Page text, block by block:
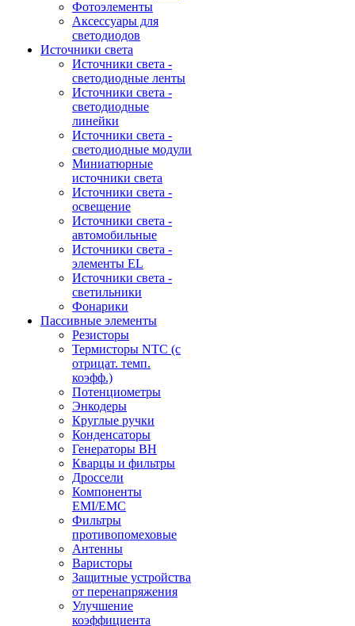
Фотоэлементы
Аксессуары для
светодиодов
Источники света
Источники света -
светодиодные ленты
Источники света -
светодиодные
линейки
Источники света -
светодиодные модули
Миниатюрные
источники света
Источники света -
освещение
Источники света -
автомобильные
Источники света -
элементы EL
Источники света -
светильники
Фонарики
Пассивные элементы
Резисторы
Термисторы NTC (с
отрицат. темп.
коэфф.)
Потенциометры
Энкодеры
Круглые ручки
Конденсаторы
Генераторы ВН
Кварцы и фильтры
Дроссели
Компоненты
EMI/EMC
Фильтры
противопомеховые
Антенны
Варисторы
Защитные устройства
от перенапряжения
Улучшение
коэффициента